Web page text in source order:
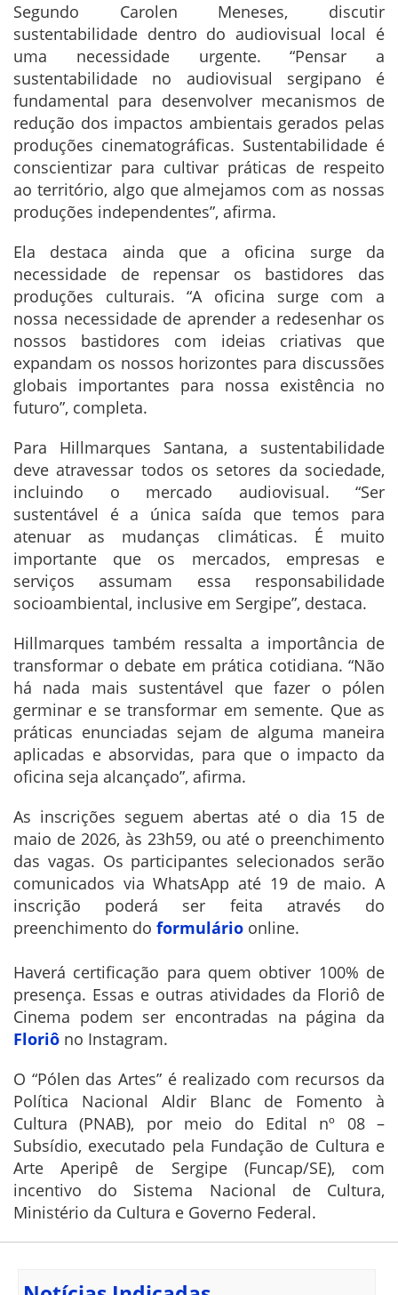
Segundo Carolen Meneses, discutir
sustentabilidade dentro do audiovisual local é
uma necessidade urgente. “Pensar a
sustentabilidade no audiovisual sergipano é
fundamental para desenvolver mecanismos de
redução dos impactos ambientais gerados pelas
produções cinematográficas. Sustentabilidade é
conscientizar para cultivar práticas de respeito
ao território, algo que almejamos com as nossas
produções independentes”, afirma.
Ela destaca ainda que a oficina surge da
necessidade de repensar os bastidores das
produções culturais. “A oficina surge com a
nossa necessidade de aprender a redesenhar os
nossos bastidores com ideias criativas que
expandam os nossos horizontes para discussões
globais importantes para nossa existência no
futuro”, completa.
Para Hillmarques Santana, a sustentabilidade
deve atravessar todos os setores da sociedade,
incluindo o mercado audiovisual. “Ser
sustentável é a única saída que temos para
atenuar as mudanças climáticas. É muito
importante que os mercados, empresas e
serviços assumam essa responsabilidade
socioambiental, inclusive em Sergipe”, destaca.
Hillmarques também ressalta a importância de
transformar o debate em prática cotidiana. “Não
há nada mais sustentável que fazer o pólen
germinar e se transformar em semente. Que as
práticas enunciadas sejam de alguma maneira
aplicadas e absorvidas, para que o impacto da
oficina seja alcançado”, afirma.
As inscrições seguem abertas até o dia 15 de
maio de 2026, às 23h59, ou até o preenchimento
das vagas. Os participantes selecionados serão
comunicados via WhatsApp até 19 de maio. A
inscrição poderá ser feita através do
preenchimento do formulário online.
Haverá certificação para quem obtiver 100% de
presença. Essas e outras atividades da Floriô de
Cinema podem ser encontradas na página da
Floriô no Instagram.
O “Pólen das Artes” é realizado com recursos da
Política Nacional Aldir Blanc de Fomento à
Cultura (PNAB), por meio do Edital nº 08 –
Subsídio, executado pela Fundação de Cultura e
Arte Aperipê de Sergipe (Funcap/SE), com
incentivo do Sistema Nacional de Cultura,
Ministério da Cultura e Governo Federal.